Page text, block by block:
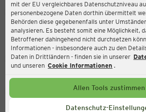
mit der EU vergleichbares Datenschutzniveau
personenbezogene Daten dorthin übermittelt
Behörden diese gegebenenfalls unter
analysieren. Es besteht somit eine Möglichkeit,
Betroffener dahingehend nicht durchsetzen
Informationen - insbesondere auch zu den
Daten in Drittländern - finden sie in unserer
und unseren Cookie Informationen .
Allen Tools zustimmen
Datenschutz-
Ernsting's family
Königstraße 17, 89407 Dillingen
Aktuell:
Geschlossen
Service Hotline
+49 (0) 2546 / 98 999 98